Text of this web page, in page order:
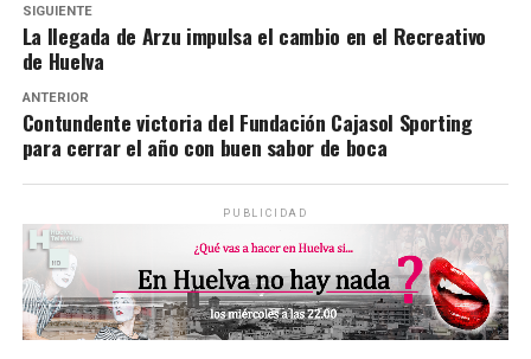
SIGUIENTE
La llegada de Arzu impulsa el cambio en el Recreativo
de Huelva
ANTERIOR
Contundente victoria del Fundación Cajasol Sporting
para cerrar el año con buen sabor de boca
PUBLICIDAD